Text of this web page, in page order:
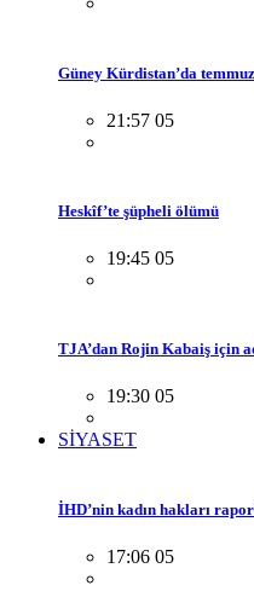
Güney Kürdistan’da
21:57 05
Heskîf’te şüpheli ölümü
19:45 05
TJA’dan Rojin Kabaiş için
19:30 05
SİYASET
İHD’nin kadın hakları
17:06 05